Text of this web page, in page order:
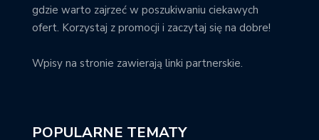
gdzie warto zajrzeć w poszukiwaniu ciekawych
ofert. Korzystaj z promocji i zaczytaj się na dobre!
Wpisy na stronie zawierają linki partnerskie.
POPULARNE TEMATY